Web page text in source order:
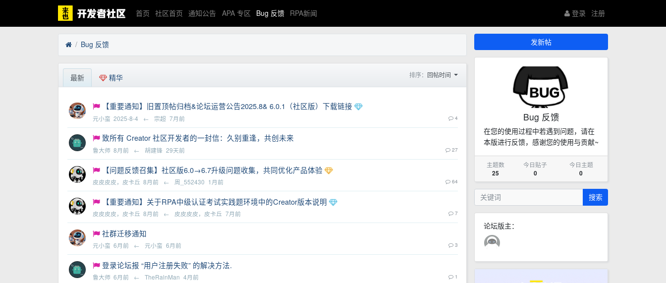
首页 社区首页 通知公告 APA 专区 Bug 反馈 RPA新闻 登录 注册
Bug 反馈
最新 精华 排序： 回帖时间
【重要通知】旧置顶帖归档&论坛运营公告2025.8& 6.0.1（社区版）下载链接
元小蛮 2025-8-4 ← 宗超 7月前 4
致所有 Creator 社区开发者的一封信：久别重逢，共创未来
鲁大师 8月前 ← 胡建锋 29天前 27
【问题反馈召集】社区版6.0→6.7升级问题收集，共同优化产品体验
皮皮皮皮，皮卡丘 8月前 ← 周_552430 1月前 64
【重要通知】关于RPA中级认证考试实践题环境中的Creator版本说明
皮皮皮皮，皮卡丘 8月前 ← 皮皮皮皮，皮卡丘 7月前 7
社群迁移通知
元小蛮 6月前 ← 元小蛮 6月前 3
登录论坛报 “用户注册失败” 的解决方法.
鲁大师 6月前 ← TheRalnMan 4月前 1
发新帖
Bug 反馈
在您的使用过程中若遇到问题，请在
本版进行反馈，感谢您的使用与贡献~
主题数
25
今日贴子
0
今日主题
0
搜索
论坛版主：